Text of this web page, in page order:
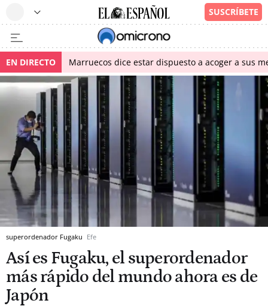
EN DIRECTO Marruecos dice estar dispuesto a acoger a sus
superordenador Fugaku Efe
Así es Fugaku, el superordenador
más rápido del mundo ahora es de
Japón